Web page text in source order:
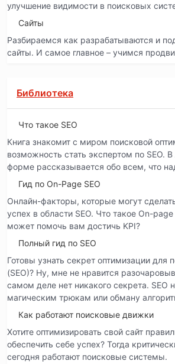
улучшение видимости в поисковых
Сайты
Разбираемся как разрабатываются и
сайты. И самое главное – учимся
Библиотека
Что такое SEO
Книга знакомит с миром поисковой
возможность стать экспертом по SEO.
форме рассказывается обо всем, что
Гид по On-Page SEO
Онлайн-факторы, которые могут
успех в области SEO. Что такое On-page
может помочь вам достичь KPI?
Полный гид по SEO
Готовы узнать секрет оптимизации для
(SEO)? Ну, мне не нравится
самом деле нет никакого секрета. SEO
магическим трюкам или обману
Как работают поисковые движки
Хотите оптимизировать свой сайт
обеспечить себе успех? Тогда
сегодня работают поисковые системы.